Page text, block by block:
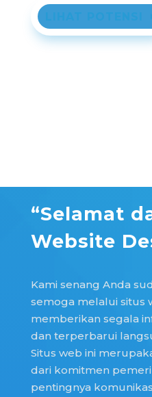
“Selamat
Website
Kami senang Anda
semoga melalui situs
memberikan segala
dan terperbarui
Situs web ini
dari komitmen
pentingnya